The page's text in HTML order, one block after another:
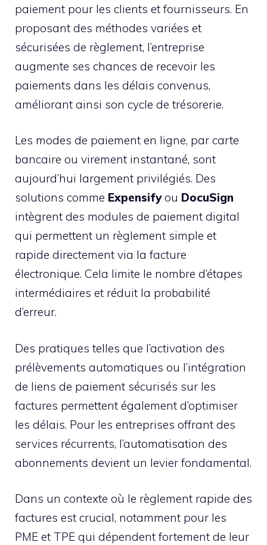
paiement pour les clients et fournisseurs. En
proposant des méthodes variées et
sécurisées de règlement, l’entreprise
augmente ses chances de recevoir les
paiements dans les délais convenus,
améliorant ainsi son cycle de trésorerie.
Les modes de paiement en ligne, par carte
bancaire ou virement instantané, sont
aujourd’hui largement privilégiés. Des
solutions comme Expensifyou DocuSign
intègrent des modules de paiement digital
qui permettent un règlement simple et
rapide directement via la facture
électronique. Cela limite le nombre d’étapes
intermédiaires et réduit la probabilité
d’erreur.
Des pratiques telles que l’activation des
prélèvements automatiques ou l’intégration
de liens de paiement sécurisés sur les
factures permettent également d’optimiser
les délais. Pour les entreprises offrant des
services récurrents, l’automatisation des
abonnements devient un levier fondamental.
Dans un contexte où le règlement rapide des
factures est crucial, notamment pour les
PME et TPE qui dépendent fortement de leur